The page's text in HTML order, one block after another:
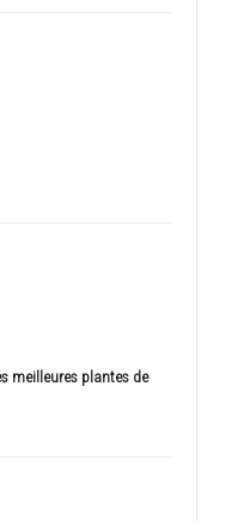
meilleures plantes de